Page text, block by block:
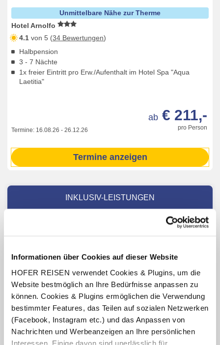
Informationen über Cookies auf dieser Website
HOFER REISEN verwendet Cookies & Plugins, um die
Website bestmöglich an Ihre Bedürfnisse anpassen zu
können. Cookies & Plugins ermöglichen die Verwendung
bestimmter Features, das Teilen auf sozialen Netzwerken
(Facebook, Instagram etc.) und das Anpassen von
Nachrichten und Werbeanzeigen an Ihre persönlichen
Interessen. Einige davon sind unerlässlich für
Unmittelbare Nähe zur Therme
Hotel Arnolfo
4.1 von 5 (34 Bewertungen)
Halbpension
3 - 7 Nächte
1x freier Eintritt pro Erw./Aufenthalt im Hotel Spa "Aqua
Laetitia"
Termine: 16.08.26 - 26.12.26 pro Person
ab € 211,-
Termine anzeigen
INKLUSIV-LEISTUNGEN
inkl. 1x freier Eintritt pro Erw./Aufenthalt im Hotel Spa
"Aqua Laetitia"
16.00 - 21.00 Uhr) - 2x Eintritte pro Erw. für bei einem
Aufenthalt von 7 Nächten.
10% Ermäßigung auf alle Wellnessbehandlungen im
Hotel Beauty Center
Fahrradverleih (nach Verfügbarkeit)